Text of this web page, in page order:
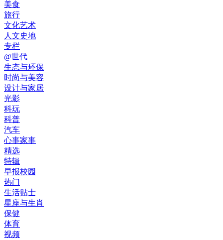
美食
旅行
文化艺术
人文史地
专栏
@世代
生态与环保
时尚与美容
设计与家居
光影
科玩
科普
汽车
心事家事
精选
特辑
早报校园
热门
生活贴士
星座与生肖
保健
体育
视频